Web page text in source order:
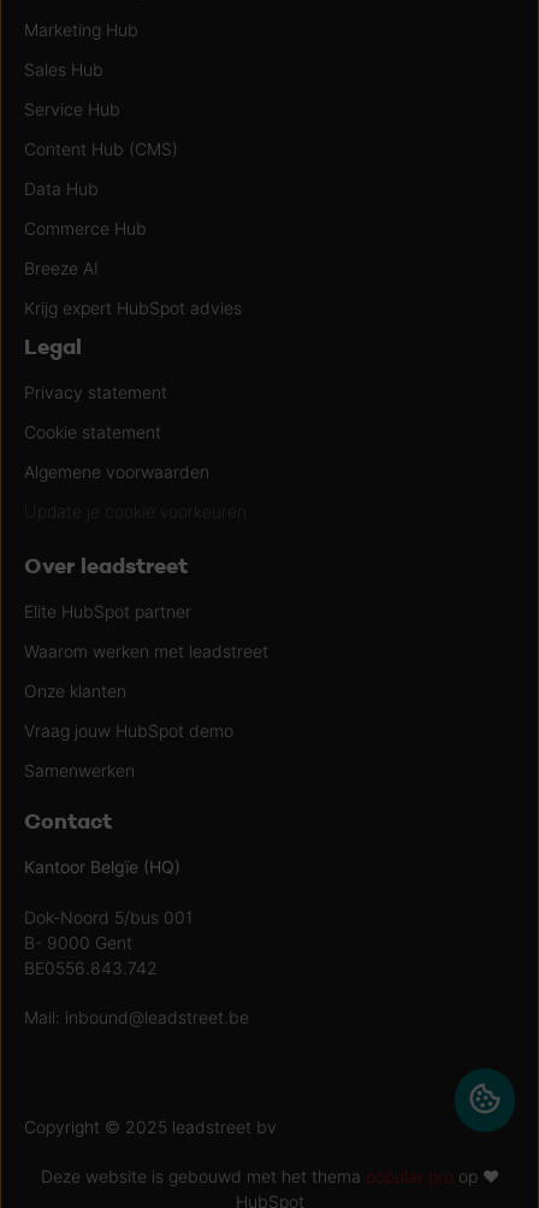
Marketing Hub
Sales Hub
Service Hub
Content Hub (CMS)
Data Hub
Commerce Hub
Breeze AI
Krijg expert HubSpot advies
Legal
Privacy statement
Cookie statement
Algemene voorwaarden
Update je cookie voorkeuren
Over leadstreet
Elite HubSpot partner
Waarom werken met leadstreet
Onze klanten
Vraag jouw HubSpot demo
Samenwerken
Contact
Kantoor Belgïe (HQ)
Dok-Noord 5/bus 001
B- 9000 Gent
BE0556.843.742
Mail: inbound@leadstreet.be
Copyright © 2025 leadstreet bv
Deze website is gebouwd met het thema popular pro op ♥
HubSpot